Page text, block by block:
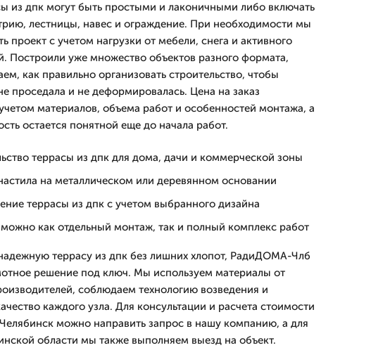
из дпк могут быть простыми и лаконичными либо включать
лестницы, навес и ограждение. При необходимости мы
проект с учетом нагрузки от мебели, снега и активного
Построили уже множество объектов разного формата,
как правильно организовать строительство, чтобы
проседала и не деформировалась. Цена на заказ
материалов, объема работ и особенностей монтажа, а
остается понятной еще до начала работ.
террасы из дпк для дома, дачи и коммерческой зоны
на металлическом или деревянном основании
террасы из дпк с учетом выбранного дизайна
можно как отдельный монтаж, так и полный комплекс работ
террасу из дпк без лишних хлопот, РадиДОМА-Члб
решение под ключ. Мы используем материалы от
соблюдаем технологию возведения и
каждого узла. Для консультации и расчета стоимости
можно направить запрос в нашу компанию, а для
области мы также выполняем выезд на объект.